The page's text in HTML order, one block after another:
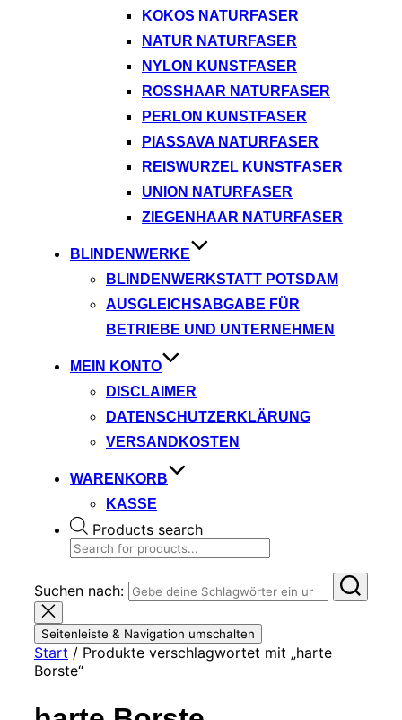
KOKOS NATURFASER
NATUR NATURFASER
NYLON KUNSTFASER
ROSSHAAR NATURFASER
PERLON KUNSTFASER
PIASSAVA NATURFASER
REISWURZEL KUNSTFASER
UNION NATURFASER
ZIEGENHAAR NATURFASER
BLINDENWERKE
BLINDENWERKSTATT POTSDAM
AUSGLEICHSABGABE FÜR
BETRIEBE UND UNTERNEHMEN
MEIN KONTO
DISCLAIMER
DATENSCHUTZERKLÄRUNG
VERSANDKOSTEN
WARENKORB
KASSE
Products search
Suchen nach:
Seitenleiste & Navigation umschalten
Start / Produkte verschlagwortet mit „harte
Borste“